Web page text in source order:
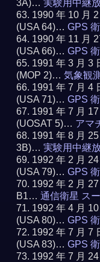
3A)…実験用中継
1990 年 10 月
(USA 64)…GPS
1990 年 11 月
(USA 66)…GPS
1991 年 3 月 3
(MOP 2)…気象観
1991 年 7 月 4
(USA 71)…GPS
1991 年 7 月
(UOSAT 5)… アマ
1991 年 8 月
3B)…実験用中継
1992 年 2 月
(USA 79)…GPS
1992 年 2 月
B1…通信衛星 ス
1992 年 4 月
(USA 80)…GPS
1992 年 7 月 7
(USA 83)…GPS
1992 年 7 月